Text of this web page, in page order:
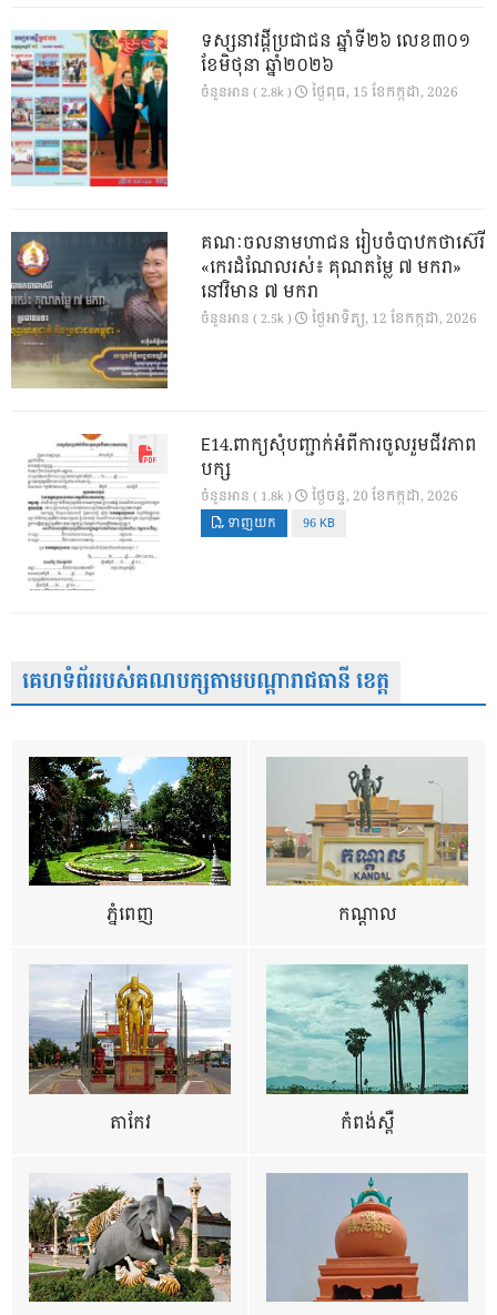
ទស្សនាវដ្ដីប្រជាជន ឆ្នាំទី២៦ លេខ៣០១
ខែមិថុនា ឆ្នាំ២០២៦
ចំនួនអាន ( 2.8k ) ថ្ងៃ​ពុធ, 15 ខែ​កក្កដា, 2026
គណៈចលនាមហាជន រៀបចំបាឋកថាស៊េរី
«កេរដំណែលរស់៖ គុណតម្លៃ ៧ មករា»
នៅវិមាន ៧ មករា
ចំនួនអាន ( 2.5k ) ថ្ងៃ​អាទិត្យ, 12 ខែ​កក្កដា, 2026
E14.ពាក្យសុំបញ្ជាក់អំពីការចូលរួមជីវភាព
បក្ស
ចំនួនអាន ( 1.8k ) ថ្ងៃ​ចន្ទ, 20 ខែ​កក្កដា, 2026
ទាញយក 96 KB
គេហទំព័ររបស់គណបក្សតាមបណ្តារាជធានី ខេត្ត
ភ្នំពេញ កណ្តាល
តាកែវ កំពង់ស្ពឺ